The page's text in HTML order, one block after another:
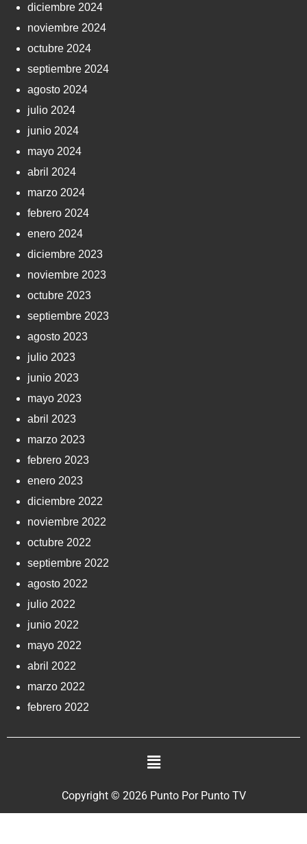
diciembre 2024
noviembre 2024
octubre 2024
septiembre 2024
agosto 2024
julio 2024
junio 2024
mayo 2024
abril 2024
marzo 2024
febrero 2024
enero 2024
diciembre 2023
noviembre 2023
octubre 2023
septiembre 2023
agosto 2023
julio 2023
junio 2023
mayo 2023
abril 2023
marzo 2023
febrero 2023
enero 2023
diciembre 2022
noviembre 2022
octubre 2022
septiembre 2022
agosto 2022
julio 2022
junio 2022
mayo 2022
abril 2022
marzo 2022
febrero 2022
Copyright © 2026 Punto Por Punto TV